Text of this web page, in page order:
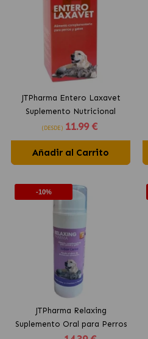
JTPharma Entero Laxavet
Suplemento Nutricional
contra Extreñimiento para
Perros y Gatos
(DESDE) 11.99 €
Añadir al Carrito
-10%
JTPharma Relaxing
Suplemento Oral para Perros